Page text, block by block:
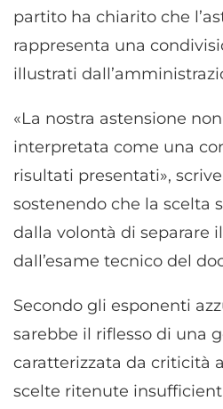
partito ha chiarito che
rappresenta una
illustrati
«La nostra astensione
interpretata come una
risultati presentati»,
sostenendo che la scelta
dalla volontà di separare
dall’esame tecnico del
Secondo gli esponenti
sarebbe il riflesso di una
caratterizzata da criticità
scelte ritenute